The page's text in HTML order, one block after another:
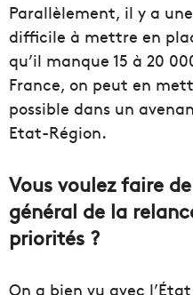
Parallèlement, il y a
difficile à mettre en
qu’il manque 15 à 20
France, on peut en
possible dans un
Etat-Région.
Vous voulez faire
général de la
priorités ?
On a bien vu avec